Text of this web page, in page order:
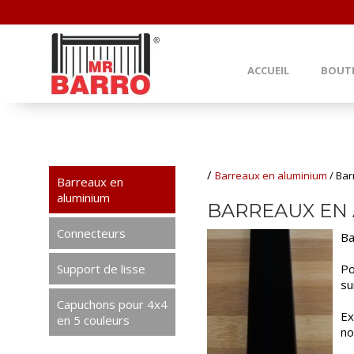
ACCUEIL
Barreaux en
aluminium
Connecteurs
Support de lisse
Capuchons pour 4x4
en 5 couleurs
/ Barreaux en aluminium /
BARREAUX